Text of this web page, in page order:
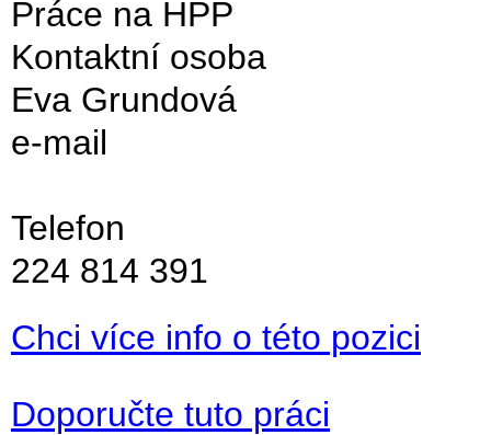
Práce na HPP
Kontaktní osoba
Eva Grundová
e-mail
Telefon
224 814 391
Chci více info o této pozici
Doporučte tuto práci